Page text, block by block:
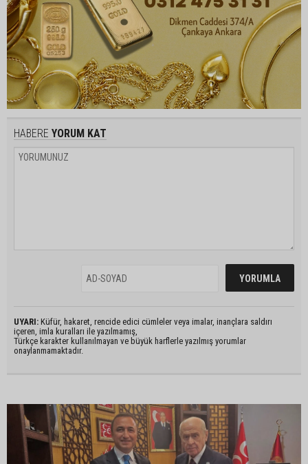
HABERE YORUM KAT
UYARI: Küfür, hakaret, rencide edici cümleler veya imalar, inançlara saldırı
içeren, imla kuralları ile yazılmamış,
Türkçe karakter kullanılmayan ve büyük harflerle yazılmış yorumlar
onaylanmamaktadır.